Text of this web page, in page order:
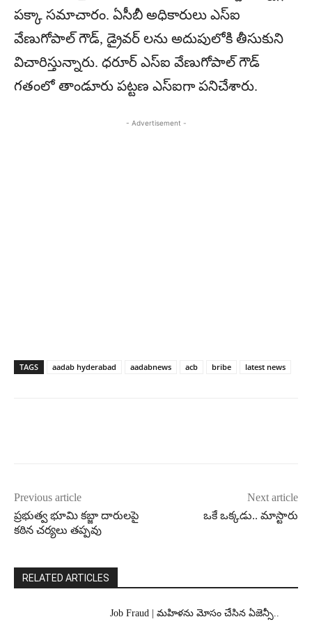
పక్కా సమాచారం. ఏసీబీ అధికారులు ఎస్‌ఐ
వేణుగోపాల్‌ గౌడ్‌, డ్రైవర్‌ లను అదుపులోకి తీసుకుని
విచారిస్తున్నారు. ధ‌రూర్‌ ఎస్‌ఐ వేణుగోపాల్‌ గౌడ్‌
గతంలో తాండూరు పట్టణ ఎస్‌ఐగా పనిచేశారు.
- Advertisement -
TAGS aadab hyderabad aadabnews acb bribe latest news
Previous article
ప్రభుత్వ భూమి కబ్జా దారులపై
కఠిన చర్యలు తప్పవు
Next article
ఒకే ఒక్కడు.. మాస్టారు
RELATED ARTICLES
Job Fraud | మహిళను మోసం చేసిన ఏజెన్సీ..